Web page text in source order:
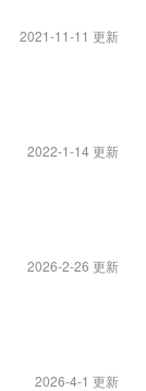
2021-11-11 更新
2022-1-14 更新
2026-2-26 更新
2026-4-1 更新